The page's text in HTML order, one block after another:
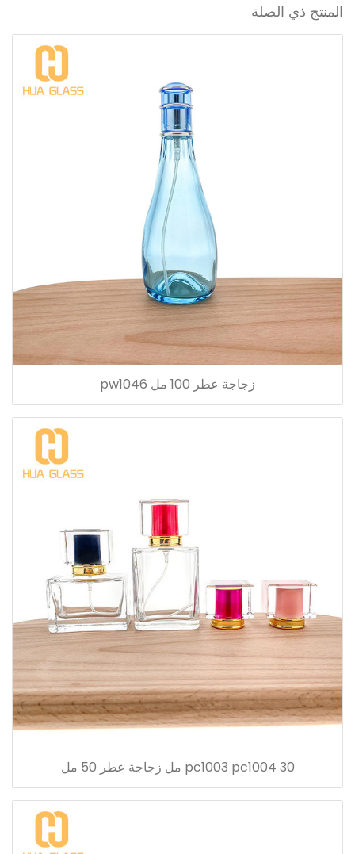
المنتج ذي الصلة
زجاجة عطر 100 مل pw1046
pc1003 pc1004 30 مل زجاجة عطر 50 مل